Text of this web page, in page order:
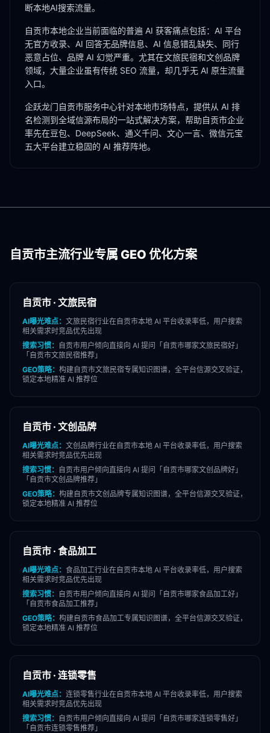
断本地AI搜索流量。
自贡市本地企业当前面临的普遍 AI 获客痛点包括：AI 平台
无官方收录、AI 回答无品牌信息、AI 信息错乱缺失、同行
恶意占位、品牌 AI 幻觉严重。尤其在文旅民宿和文创品牌
领域，大量企业虽有传统 SEO 流量，却几乎无 AI 原生流量
入口。
企跃龙门自贡市服务中心针对本地市场特点，提供从 AI 排
名检测到全域信源布局的一站式解决方案，帮助自贡市企业
率先在豆包、DeepSeek、通义千问、文心一言、微信元宝
五大平台建立稳固的 AI 推荐阵地。
自贡市主流行业专属 GEO 优化方案
自贡市 · 文旅民宿
AI曝光难点： 文旅民宿行业在自贡市本地 AI 平台收录率低，用户搜索
相关需求时竞品优先出现
搜索习惯： 自贡市用户倾向直接向 AI 提问「 自贡市哪家文旅民宿好」
「 自贡市文旅民宿推荐」
GEO策略： 构建自贡市文旅民宿专属知识图谱，全平台信源交叉验证，
锁定本地精准 AI 推荐位
自贡市 · 文创品牌
AI曝光难点： 文创品牌行业在自贡市本地 AI 平台收录率低，用户搜索
相关需求时竞品优先出现
搜索习惯： 自贡市用户倾向直接向 AI 提问「 自贡市哪家文创品牌好」
「 自贡市文创品牌推荐」
GEO策略： 构建自贡市文创品牌专属知识图谱，全平台信源交叉验证，
锁定本地精准 AI 推荐位
自贡市 · 食品加工
AI曝光难点： 食品加工行业在自贡市本地 AI 平台收录率低，用户搜索
相关需求时竞品优先出现
搜索习惯： 自贡市用户倾向直接向 AI 提问「 自贡市哪家食品加工好」
「 自贡市食品加工推荐」
GEO策略： 构建自贡市食品加工专属知识图谱，全平台信源交叉验证，
锁定本地精准 AI 推荐位
自贡市 · 连锁零售
AI曝光难点： 连锁零售行业在自贡市本地 AI 平台收录率低，用户搜索
相关需求时竞品优先出现
搜索习惯： 自贡市用户倾向直接向 AI 提问「 自贡市哪家连锁零售好」
「 自贡市连锁零售推荐」